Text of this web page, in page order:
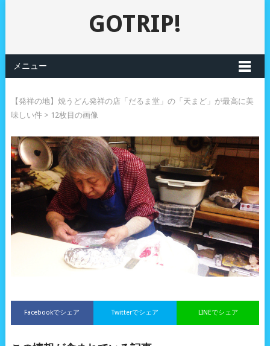
GOTRIP!
メニュー
【発祥の地】焼うどん発祥の店「だるま堂」の「天まど」が最高に美
味しい件> 12枚目の画像
Facebookでシェア LINEでシェア
Twitterでシェア